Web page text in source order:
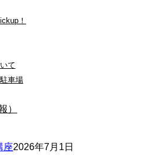
！
て
車場
）
座2026年7月1日